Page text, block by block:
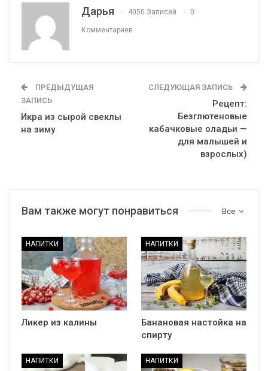
Дарья 4050 Записей 0
Комментариев
ПРЕДЫДУЩАЯ
ЗАПИСЬ
Икра из сырой свеклы
на зиму
СЛЕДУЮЩАЯ ЗАПИСЬ
Рецепт:
Безглютеновые
кабачковые оладьи —
для малышей и
взрослых)
Все
Вам также могут понравиться
НАПИТКИ
Ликер из калины
НАПИТКИ
Банановая настойка на
спирту
НАПИТКИ НАПИТКИ